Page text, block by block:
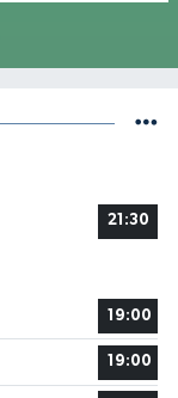
21:30
19:00
19:00